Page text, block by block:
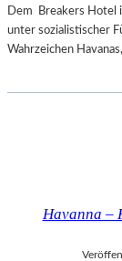
Dem Breakers Hotel
unter sozialistischer
Wahrzeichen
Havanna –